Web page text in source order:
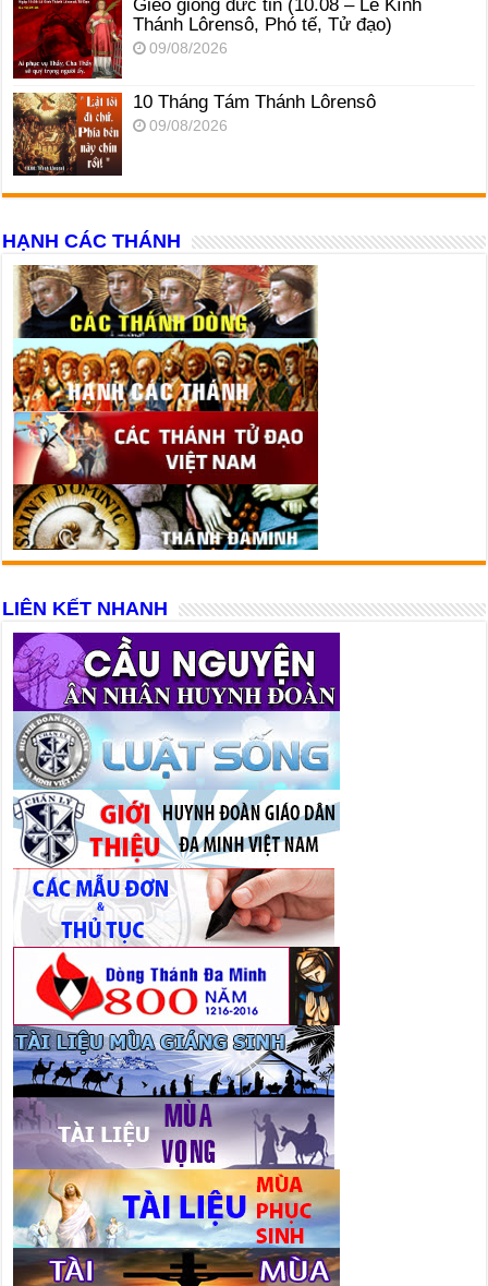
Gieo giống đức tin (10.08 – Lễ Kính
Thánh Lôrensô, Phó tế, Tử đạo)
09/08/2026
10 Tháng Tám Thánh Lôrensô
09/08/2026
HẠNH CÁC THÁNH
LIÊN KẾT NHANH